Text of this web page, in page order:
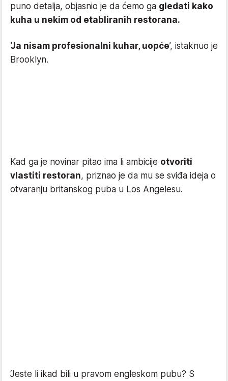
puno detalja, objasnio je da ćemo ga gledati kako
kuha u nekim od etabliranih restorana.
‘Ja nisam profesionalni kuhar, uopće’, istaknuo je
Brooklyn.
Kad ga je novinar pitao ima li ambicije otvoriti
vlastiti restoran, priznao je da mu se sviđa ideja o
otvaranju britanskog puba u Los Angelesu.
‘Jeste li ikad bili u pravom engleskom pubu? S